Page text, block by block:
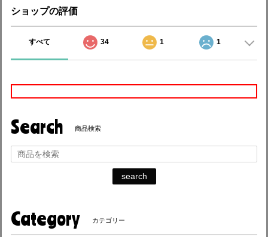
ショップの評価
すべて 34 1 1
Search 商品検索
search
Category カテゴリー